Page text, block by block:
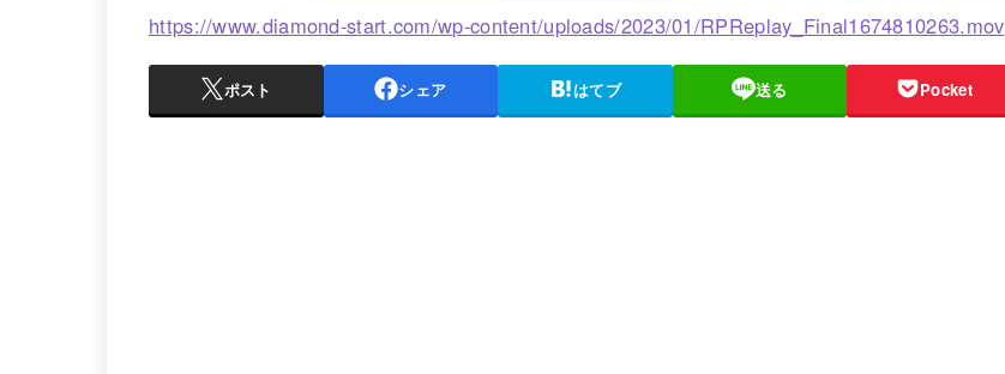
https://www.diamond-start.com/wp-content/uploads/2023/01/RPReplay_Final1674810263.mov
ポスト シェア はてブ 送る Pocket